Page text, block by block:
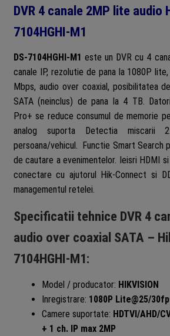
DVR 4 canale 2MP lite audio
7104HGHI-M1
DS-7104HGHI-M1 este un DVR cu 4
canale IP, rezolutie de pana la 1080P
Mbps, audio over coaxial, posibilitatea
SATA (neinclus) de pana la 4 TB.
Pro+ se reduce consumul de memorie
analog suporta Detectia miscarii
persoana/vehicul. Functie Smart Search
de cautare a evenimentelor. Ieisri HDMI
conectare cu ajutorul Hik-Connect si
managementul retelei.
Specificatii tehnice DVR 4
audio over coaxial SATA –
7104HGHI-M1:
Model / producator: HIKVISION
Inregistrare: 1080P Lite@25/
Camere suportate: HDTVI/AHD/
+ 1 ch. IP max 2MP